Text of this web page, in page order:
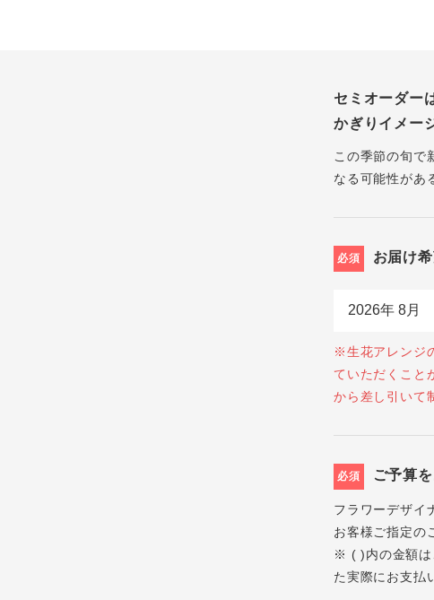
セミオーダー
かぎりイメー
この季節の旬で
なる可能性があ
必須 お届け
※生花アレンジ
ていただくこと
から差し引いて
必須 ご予算
フラワーデザイ
お客様ご指定の
※ ( )内の金額は
た実際にお支払